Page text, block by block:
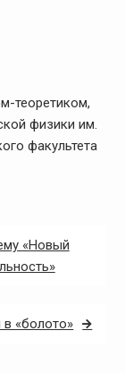
теоретиком,
физики им.
факультета
«Новый
«болото»